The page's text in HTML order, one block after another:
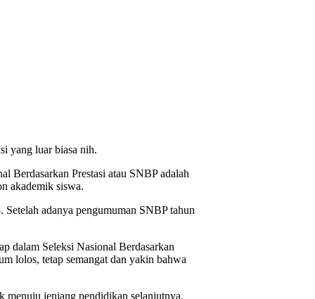
yang luar biasa nih.
Berdasarkan Prestasi atau SNBP adalah
akademik siswa.
adanya pengumuman SNBP tahun
dalam Seleksi Nasional Berdasarkan
lolos, tetap semangat dan yakin bahwa
menuju jenjang pendidikan selanjutnya.